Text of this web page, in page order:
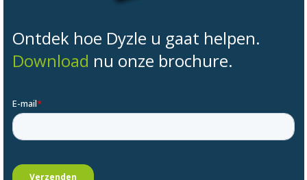
Ontdek hoe Dyzle u gaat helpen.
Download nu onze brochure.